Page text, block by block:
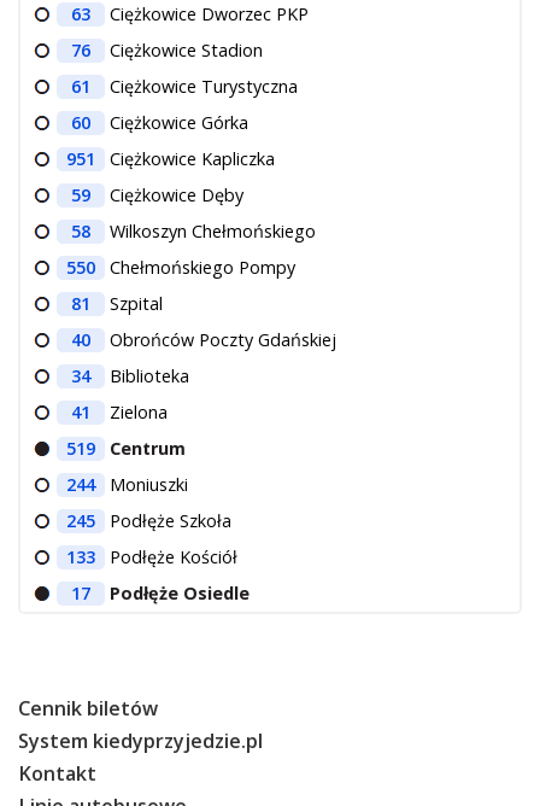
63
Ciężkowice Dworzec PKP
76
Ciężkowice Stadion
61
Ciężkowice Turystyczna
60
Ciężkowice Górka
951
Ciężkowice Kapliczka
59
Ciężkowice Dęby
58
Wilkoszyn Chełmońskiego
550
Chełmońskiego Pompy
81
Szpital
40
Obrońców Poczty Gdańskiej
34
Biblioteka
41
Zielona
519
Centrum
244
Moniuszki
245
Podłęże Szkoła
133
Podłęże Kościół
17
Podłęże Osiedle
Cennik biletów
System kiedyprzyjedzie.pl
Kontakt